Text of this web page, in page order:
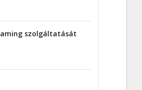
szolgáltatását